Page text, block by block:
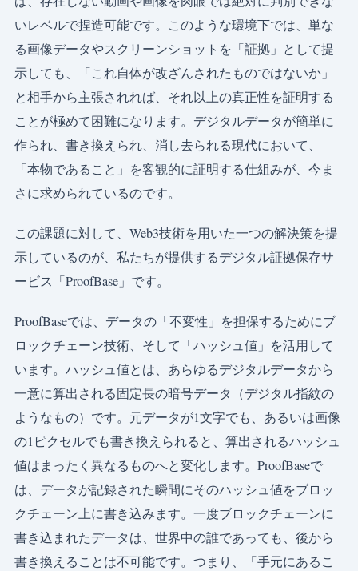
いレベルで捏造可能です。このような環境下では、単な
る画像データやスクリーンショットを「証拠」として提
示しても、「これ自体が改ざんされたものではないか」
と相手から主張されれば、それ以上の真正性を証明する
ことが極めて困難になります。デジタルデータが簡単に
作られ、書き換えられ、消し去られる現代において、
「本物であること」を客観的に証明する仕組みが、今ま
さに求められているのです。
この課題に対して、Web3技術を用いた一つの解決策を提
示しているのが、私たちが提供するデジタル証拠保存サ
ービス「ProofBase」です。
ProofBaseでは、データの「不変性」を担保するためにブ
ロックチェーン技術、そして「ハッシュ値」を活用して
います。ハッシュ値とは、あらゆるデジタルデータから
一意に算出される固定長の暗号データ（デジタル指紋の
ようなもの）です。元データが1文字でも、あるいは画像
の1ピクセルでも書き換えられると、算出されるハッシュ
値はまったく異なるものへと変化します。ProofBaseで
は、データが記録された瞬間にそのハッシュ値をブロッ
クチェーン上に書き込みます。一度ブロックチェーンに
書き込まれたデータは、世界中の誰であっても、後から
書き換えることは不可能です。つまり、「手元にあるこ